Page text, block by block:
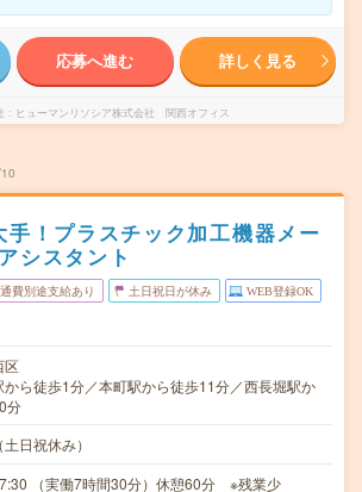
応募へ進む 詳しく見る
ヒューマンリソシア株式会社 関西オフィス
！プラスチック加工機器メー
シスタント
費別途支給あり 土日祝日が休み WEB登録OK
区
から徒歩1分／本町駅から徒歩11分／西長堀駅か
分
日祝休み）
（実働7時間30分）休憩60分 ※残業少